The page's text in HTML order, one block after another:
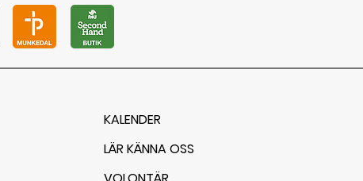
KALENDER
LÄR KÄNNA OSS